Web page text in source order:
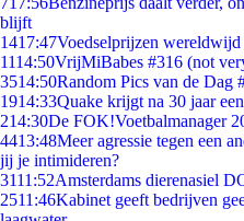
blijft
1417:47Voedselprijzen
1114:50VrijMiBabes #316 (not
3514:50Random Pics van de Dag
1914:33Quake krijgt na 30 jaar
214:30De FOK!Voetbalmanager
4413:48Meer agressie tegen een
jij je intimideren?
3111:52Amsterdams dierenasiel
2511:46Kabinet geeft bedrijven